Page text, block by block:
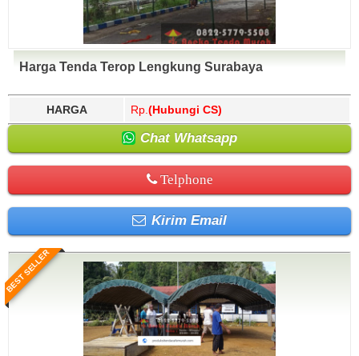
Harga Tenda Terop Lengkung Surabaya
HARGA Rp. (Hubungi CS)
Chat Whatsapp
Telphone
Kirim Email
BEST SELLER